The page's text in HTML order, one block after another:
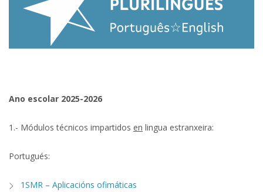
Ano escolar 2025-2026
1.- Módulos técnicos impartidos en lingua estranxeira:
Portugués:
1SMR – Aplicacións ofimáticas